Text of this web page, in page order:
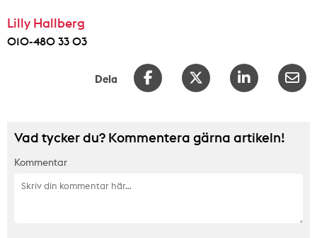
Lilly Hallberg
010-480 33 03
Dela
Vad tycker du? Kommentera gärna artikeln!
Kommentar